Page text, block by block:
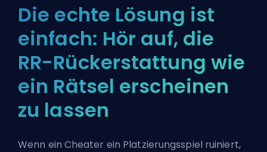
Die echte Lösung ist
einfach: Hör auf, die
RR-Rückerstattung wie
ein Rätsel erscheinen
zu lassen
Wenn ein Cheater ein Platzierungsspiel ruiniert,